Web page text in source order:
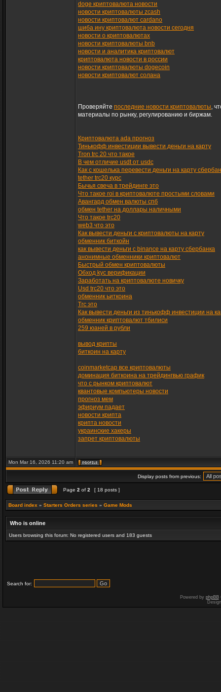
doge криптовалюта новости
новости криптовалюты zcash
новости криптовалют cardano
шиба ину криптовалюта новости сегодня
новости о криптовалютах
новости криптовалюты bnb
новости и аналитика криптовалют
криптовалюта новости в россии
новости криптовалюты dogecoin
новости криптовалют солана
Проверяйте последние новости криптовалюты,
материалы по рынку, регулированию и биржам.
Криптовалюта ada прогноз
Тинькофф инвестиции вывести деньги на карту
Tron trc 20 что такое
В чем отличие usdt от usdc
Как с кошелька перевести деньги на карту
tether trc20 курс
Бычья свеча в трейдинге это
Что такое roi в криптовалюте простыми словами
Авангард обмен валюты спб
обмен tether на доллары наличными
Что такое trc20
web3 что это
Как вывести деньги с криптовалюты на карту
обменник биткойн
как вывести деньги с binance на карту сбербанка
анонимные обменники криптовалют
Быстрый обмен криптовалюты
Обход kyc верификации
Заработать на криптовалюте новичку
Usd trc20 что это
обменник ьиткоина
Trc это
Как вывести деньги из тинькофф инвестиции на
обменник криптовалют тбилиси
259 юаней в рубли
вывод крипты
биткоин на карту
coinmarketcap все криптовалюты
доминация биткоина на трейдингвью график
что с рынком криптовалют
квантовые компьютеры новости
прогноз мем
эфириум падает
новости крипта
крипта новости
украинские хакеры
запрет криптовалюты
Mon Mar 16, 2026 11:20 am
Display posts from previous:
Page 2 of 2 [ 18 posts ]
Board index » Starters Orders series » Game Mods
Who is online
Users browsing this forum: No registered users and 183 guests
Search for:
Powered by phpBB